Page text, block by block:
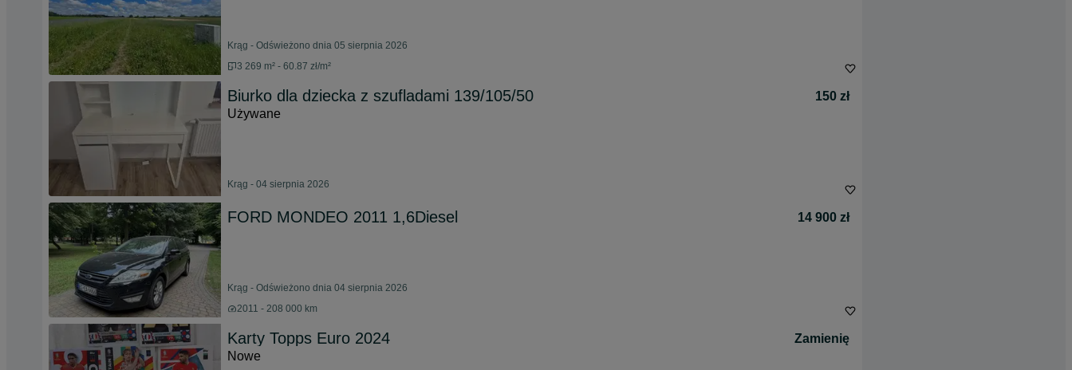
Krąg - Odświeżono dnia 05 sierpnia 2026
3 269 m² - 60.87 zł/m²
Biurko dla dziecka z szufladami 139/105/50
150 zł
Używane
Krąg - 04 sierpnia 2026
FORD MONDEO 2011 1,6Diesel 14 900 zł
Krąg - Odświeżono dnia 04 sierpnia 2026
2011 - 208 000 km
Karty Topps Euro 2024
Zamienię
Nowe